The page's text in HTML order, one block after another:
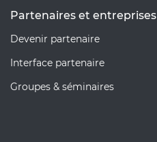
Partenaires et entreprises
Devenir partenaire
Interface partenaire
Groupes & séminaires